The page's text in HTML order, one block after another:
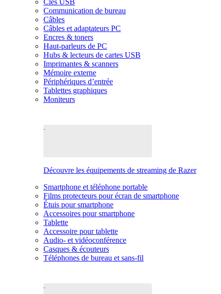
Clés USB
Communication de bureau
Câbles
Câbles et adaptateurs PC
Encres & toners
Haut-parleurs de PC
Hubs & lecteurs de cartes USB
Imprimantes & scanners
Mémoire externe
Périphériques d’entrée
Tablettes graphiques
Moniteurs
Découvre les équipements de streaming de Razer
Smartphone et téléphone portable
Films protecteurs pour écran de smartphone
Étuis pour smartphone
Accessoires pour smartphone
Tablette
Accessoire pour tablette
Audio- et vidéoconférence
Casques & écouteurs
Téléphones de bureau et sans-fil